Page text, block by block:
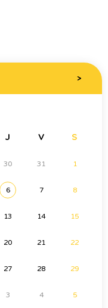
>
J V S
30 31 1
6 7 8
13 14 15
20 21 22
27 28 29
3 4 5